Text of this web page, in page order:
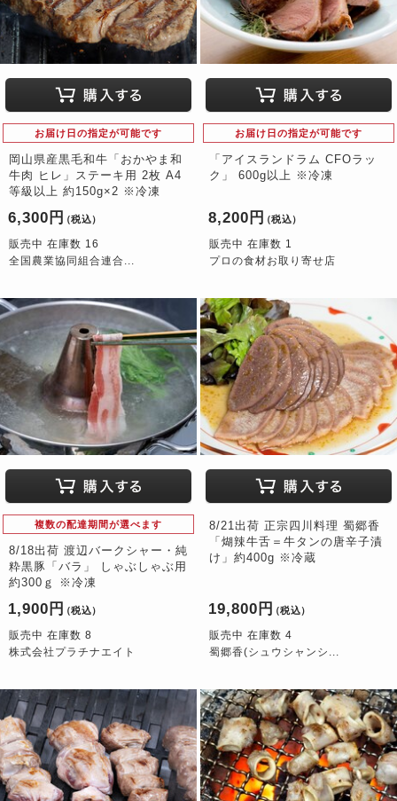
お届け日の指定が可能です
岡山県産黒毛和牛「おかやま和
牛肉 ヒレ」ステーキ用 2枚 A4
等級以上 約150g×2 ※冷凍
6,300円 （税込）
販売中 在庫数 16
全国農業協同組合連合...
お届け日の指定が可能です
「アイスランドラム CFOラッ
ク」 600g以上 ※冷凍
8,200円 （税込）
販売中 在庫数 1
プロの食材お取り寄せ店
複数の配達期間が選べます
8/18出荷 渡辺バークシャー・純
粋黒豚「バラ」 しゃぶしゃぶ用
約300ｇ ※冷凍
1,900円 （税込）
販売中 在庫数 8
株式会社プラチナエイト
8/21出荷 正宗四川料理 蜀郷香
「煳辣牛舌＝牛タンの唐辛子漬
け」約400g ※冷蔵
19,800円 （税込）
販売中 在庫数 4
蜀郷香(シュウシャンシ...